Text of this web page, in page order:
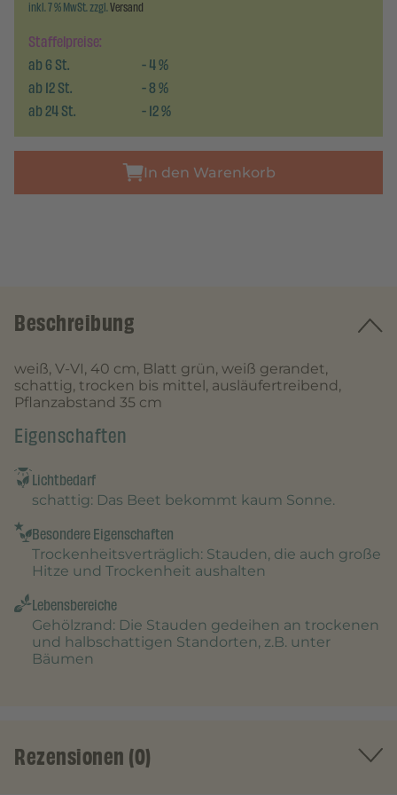
Staffelpreise:
ab6St. -4%
ab12St. -8%
ab24St. -12%
inkl. 7 % MwSt. zzgl.Versand
In den Warenkorb
Beschreibung
weiß, V-VI, 40 cm, Blatt grün, weiß gerandet,
schattig, trocken bis mittel, ausläufertreibend,
Pflanzabstand 35 cm
Eigenschaften
Lichtbedarf
schattig: Das Beet bekommt kaum Sonne.
Besondere Eigenschaften
Trockenheitsverträglich: Stauden, die auch große
Hitze und Trockenheit aushalten
Lebensbereiche
Gehölzrand : Die Stauden gedeihen an trockenen
und halbschattigen Standorten, z.B. unter
Bäumen
Rezensionen (0)